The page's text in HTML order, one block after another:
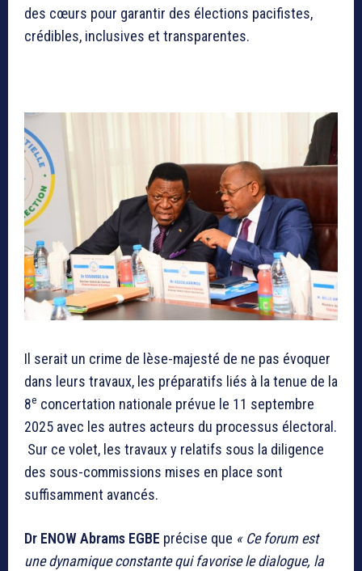
des cœurs pour garantir des élections pacifistes,
crédibles, inclusives et transparentes.
Il serait un crime de lèse-majesté de ne pas évoquer
dans leurs travaux, les préparatifs liés à la tenue de la
8e concertation nationale prévue le 11 septembre
2025 avec les autres acteurs du processus électoral.
Sur ce volet, les travaux y relatifs sous la diligence
des sous-commissions mises en place sont
suffisamment avancés.
Dr ENOW Abrams EGBE précise que « Ce forum est
une dynamique constante qui favorise le dialogue, la